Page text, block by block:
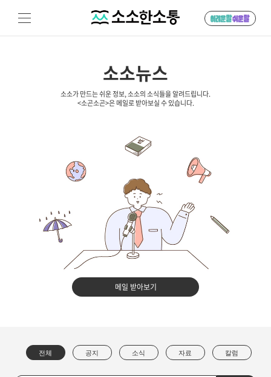
소소뉴스
소소가 만드는 쉬운 정보, 소소의 소식들을 알려드립니다.
<소곤소곤>은 메일로 받아보실 수 있습니다.
메일 받아보기